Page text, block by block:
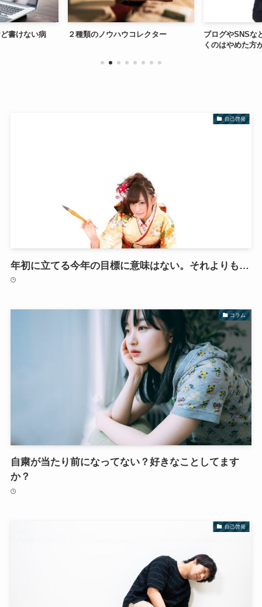
書けない病 ２種類のノウハウコレクター
ブログやSNSな
くのはやめた方
自己啓発
年初に立てる今年の目標に意味はない。それよりも…
コラム
自粛が当たり前になってない？好きなことしてます
か？
自己啓発